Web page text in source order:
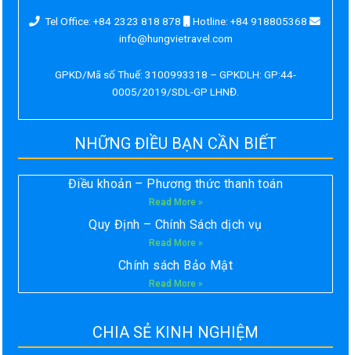
Tel Office: +84 2323 818 878
Hotline: +84 918805368
info@hungvietravel.com
GPKD/Mã số Thuế: 3100993318 – GPKDLH: GP:44-
0005/2019/SDL-GP LHNĐ.
NHỮNG ĐIỀU BẠN CẦN BIẾT
Điều khoản – Phương thức thanh toán
Read More »
Quy Định – Chính Sách dịch vụ
Read More »
Chính sách Bảo Mật
Read More »
CHIA SẺ KINH NGHIỆM